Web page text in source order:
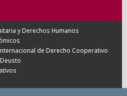
y Derechos Humanos
de Derecho Cooperativo
Humanos